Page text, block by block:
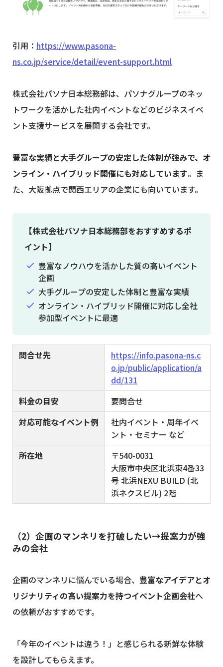
引用： https://www.pasona-
ns.co.jp/service/detail/event-support.html
株式会社パソナ日本総務部は、パソナグループのネッ
トワークを活かした社内イベントなどのビジネスイベ
ント支援サービスを展開する会社です。
豊富な実績と大手グループの安定した体制が強みで、オ
ンライン・ハイブリッド開催にも対応しています。ま
た、大阪拠点で関西エリアの企業にも向いています。
【株式会社パソナ日本総務部をおすすめするポ
イント】
豊富なノウハウを活かした質の高いイベント
企画
大手グループの安定した体制と豊富な実績
オンライン・ハイブリッド開催に対応し全社
参加型イベントに最適
問合せ先
https://info.pasona-ns.c
o.jp/public/application/a
dd/131
料金の目安
要問合せ
対応可能なイベント例
社内イベント・周年イベ
ント・セミナー など
所在地
〒540-0031
大阪市中央区北浜東4番33
号 北浜NEXU BUILD (北
浜ネクスビル) 2階
（2）企画のマンネリを打破したい→提案力が強
みの会社
企画のマンネリに悩んでいる場合、 豊富なアイデアとオ
リジナリティの高い提案力を持つイベント企画会社へ
の依頼がおすすめです。
「今年のイベントは違う！」と感じられる新鮮な体験
を設計してもらえます。